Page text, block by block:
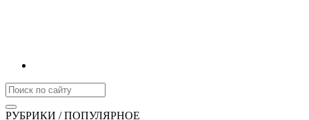
РУБРИКИ / ПОПУЛЯРНОЕ